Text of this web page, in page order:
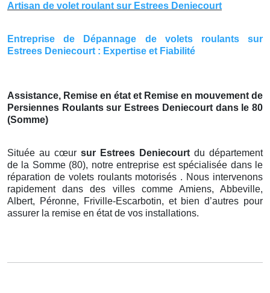
Artisan de volet roulant sur Estrees Deniecourt
Entreprise de Dépannage de volets roulants sur
Estrees Deniecourt : Expertise et Fiabilité
Assistance, Remise en état et Remise en mouvement de
Persiennes Roulants sur Estrees Deniecourt dans le 80
(Somme)
Située au cœur sur Estrees Deniecourt du département
de la Somme (80), notre entreprise est spécialisée dans le
réparation de volets roulants motorisés . Nous intervenons
rapidement dans des villes comme Amiens, Abbeville,
Albert, Péronne, Friville-Escarbotin, et bien d’autres pour
assurer la remise en état de vos installations.